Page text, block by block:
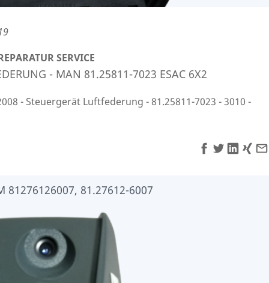
SERVICE
- MAN 81.25811-7023 ESAC 6X2
- Steuergerät Luftfederung - 81.25811-7023 - 3010 -
81276126007, 81.27612-6007